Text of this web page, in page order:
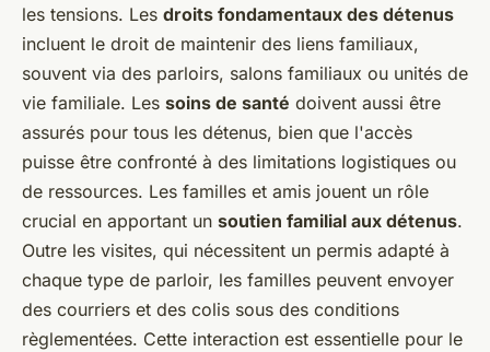
les tensions. Les droits fondamentaux des détenus
incluent le droit de maintenir des liens familiaux,
souvent via des parloirs, salons familiaux ou unités de
vie familiale. Les soins de santé doivent aussi être
assurés pour tous les détenus, bien que l'accès
puisse être confronté à des limitations logistiques ou
de ressources. Les familles et amis jouent un rôle
crucial en apportant un soutien familial aux détenus.
Outre les visites, qui nécessitent un permis adapté à
chaque type de parloir, les familles peuvent envoyer
des courriers et des colis sous des conditions
règlementées. Cette interaction est essentielle pour le